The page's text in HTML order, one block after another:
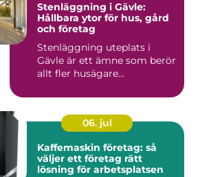
Stenläggning i Gävle:
Hållbara ytor för hus, gård
och företag
Stenläggning uteplats i
Gävle är ett ämne som berör
allt fler husägare...
06. jul
Kaffemaskin företag: så
väljer ett företag rätt
lösning för arbetsplatsen